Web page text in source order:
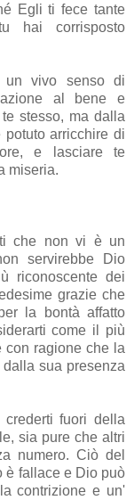
Egli ti fece tante
hai corrisposto
un vivo senso di
al bene e
stesso, ma dalla
arricchire di
e lasciare te
miseria.
che non vi è un
servirebbe Dio
riconoscente dei
grazie che
la bontà affatto
come il più
ragione che la
sua presenza
fuori della
sia pure che altri
numero. Ciò del
è fallace e Dio può
contrizione e un'